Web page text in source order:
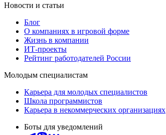
Новости и статьи
Блог
О компаниях в игровой форме
Жизнь в компании
ИТ-проекты
Рейтинг работодателей России
Молодым специалистам
Карьера для молодых специалистов
Школа программистов
Карьера в некоммерческих организациях
Боты для уведомлений